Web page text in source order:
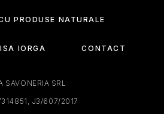
PRODUSE NATURALE
IORGA CONTACT
SAVONERIA SRL
J3/607/2017